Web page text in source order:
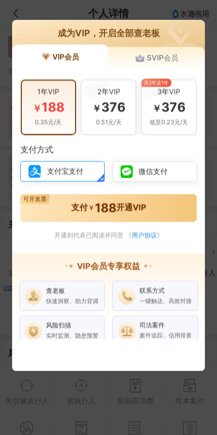
个人详情
李 李俊
简介：
风
险
扫
描
自身风险
暂无风险
关联风险
暂无风险
提示信息
当前企业(0条)
合
作
伙
伴
吴 吴保菊
合作2次
关联企业
1
法定代表人
1
对外投资
2
在外任职
1
作为受益所有人
1
控制企业 所属集团
1
合作伙伴
风险信息
失信被执行人 被执行人 限制高消费 终本案件
成为VIP，开启全部查老板
VIP会员 SVIP会员
1年VIP
￥188
0.35元/天
2年VIP
￥376
0.51元/天
3年VIP
￥376
低至0.23元/天
买2年送1年
支付方式
支付宝支付 微信支付
支付￥ 188开通VIP
可开发票
开通则代表已阅读并同意 《用户协议》
VIP会员专享权益
查老板
快速洞察、助力背调
联系方式
一键触达、高效对接
风险扫描
实时监测、隐患预警
司法案件
案件追踪、信用排查
权益说明 VIP会员 SVIP会员
企业全部电话